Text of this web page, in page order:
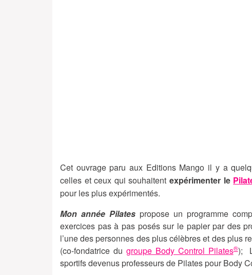
Cet ouvrage paru aux Editions Mango il y a
celles et ceux qui souhaitent expérimenter le
pour les plus expérimentés.
Mon année Pilates propose un programme
exercices pas à pas posés sur le papier par des
l’une des personnes des plus célèbres et des plus
(co-fondatrice du groupe Body Control Pilates®);
sportifs devenus professeurs de Pilates pour Body